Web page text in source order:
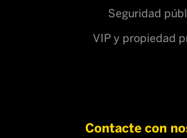
Seguridad
VIP y propiedad
Contacte con